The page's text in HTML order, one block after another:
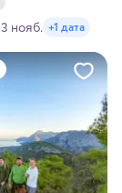
нояб. +1 дата